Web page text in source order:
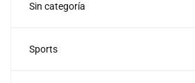
Sin categoría
Sports